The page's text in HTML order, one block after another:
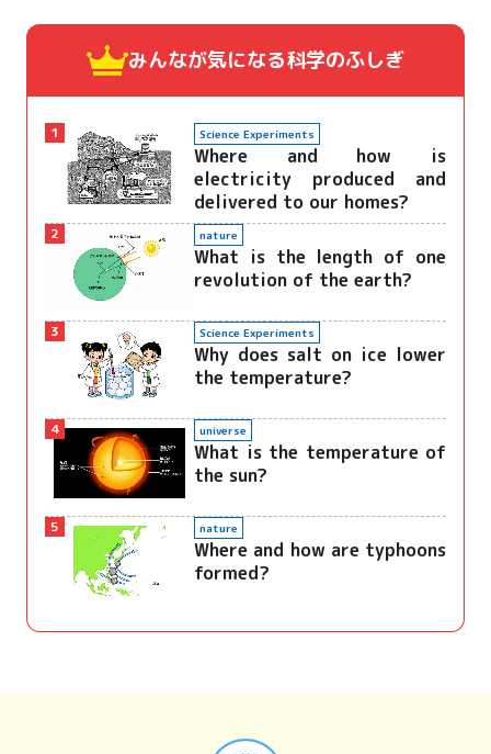
みんなが気になる科学のふしぎ
1 Science Experiments
Where and how is
electricity produced and
delivered to our homes?
2 nature
What is the length of one
revolution of the earth?
3 Science Experiments
Why does salt on ice lower
the temperature?
4 universe
What is the temperature of
the sun?
5 nature
Where and how are typhoons
formed?